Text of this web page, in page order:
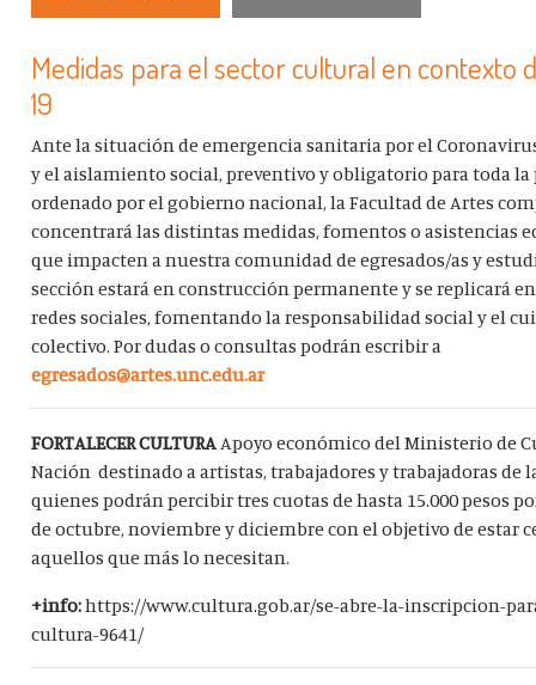
Medidas para el sector cultural en contexto
19
Ante la situación de emergencia sanitaria por el
y el aislamiento social, preventivo y obligatorio para toda
ordenado por el gobierno nacional, la Facultad de Artes
concentrará las distintas medidas, fomentos o asistencias
que impacten a nuestra comunidad de egresados/as y
sección estará en construcción permanente y se replicará
redes sociales, fomentando la responsabilidad social y el
colectivo. Por dudas o consultas podrán escribir a
egresados@artes.unc.edu.ar
FORTALECER CULTURAApoyo económico del Ministerio de
Nación destinado a artistas, trabajadores y trabajadoras de
quienes podrán percibir tres cuotas de hasta 15.000 pesos
de octubre, noviembre y diciembre con el objetivo de estar
aquellos que más lo necesitan.
+info:https://www.cultura.gob.ar/se-abre-la-inscripcion-
cultura-9641/